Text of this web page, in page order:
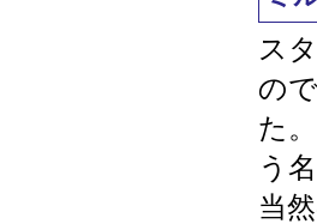
ス
の
た
う
当